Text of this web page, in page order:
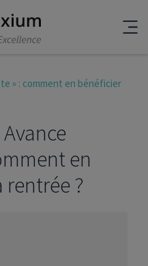
» : comment en bénéficier
en
rentrée ?